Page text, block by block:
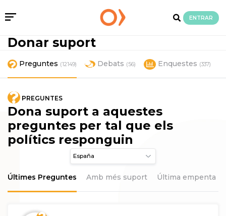
ENTRAR
Donar suport
Preguntes (12149) Debats (56) Enquestes (337)
PREGUNTES
Dona suport a aquestes
preguntes per tal que els
polítics responguin
Últimes Preguntes Amb més suport Última empenta